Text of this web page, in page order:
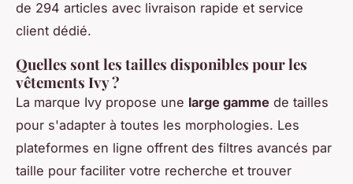
de 294 articles avec livraison rapide et service
client dédié.
Quelles sont les tailles disponibles pour les
vêtements Ivy ?
La marque Ivy propose une large gamme de tailles
pour s'adapter à toutes les morphologies. Les
plateformes en ligne offrent des filtres avancés par
taille pour faciliter votre recherche et trouver